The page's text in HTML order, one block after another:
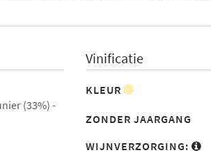
(33%)
Vinificatie
KLEUR
ZONDER JAARGANG
WIJNVERZORGING: